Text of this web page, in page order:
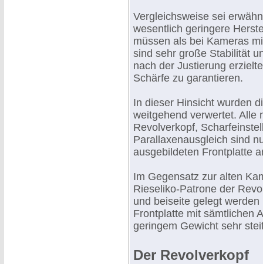
Vergleichsweise sei
wesentlich geringere
müssen als bei Kameras
sind sehr große Stabilität
nach der Justierung
Schärfe zu garantieren.
In dieser Hinsicht wurden
weitgehend verwertet. Alle
Revolverkopf,
Parallaxenausgleich sind
ausgebildeten Frontplatte
Im Gegensatz zur alten
Rieseliko-Patrone der
und beiseite gelegt
Frontplatte mit sämtlichen
geringem Gewicht sehr
Der Revolverkopf